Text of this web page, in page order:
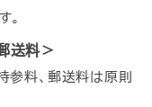
。
送料＞
参料、郵送料は原則